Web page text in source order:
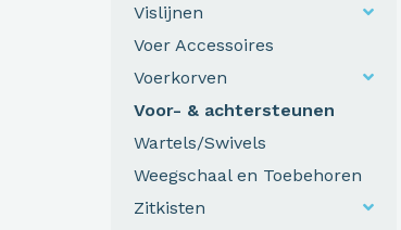
Vislijnen
Voer Accessoires
Voerkorven
Voor- & achtersteunen
Wartels/Swivels
Weegschaal en Toebehoren
Zitkisten